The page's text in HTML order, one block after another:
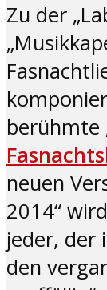
Zu der
berühmte
neuen
2014“
jeder, der
den